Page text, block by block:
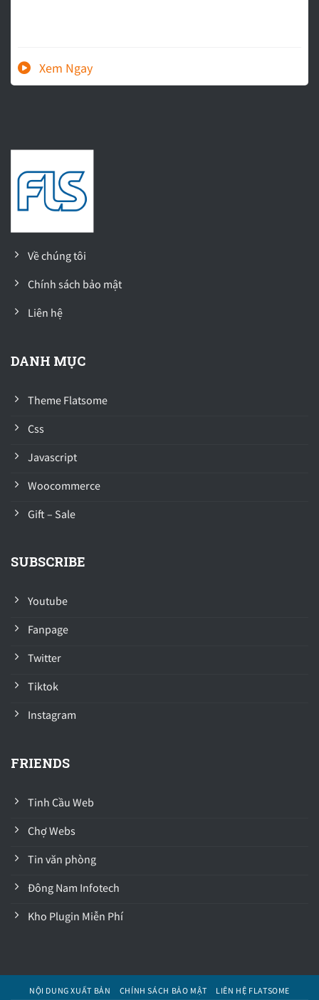
Về chúng tôi
Chính sách bảo mật
Liên hệ
DANH MỤC
Theme Flatsome
Css
Javascript
Woocommerce
Gift – Sale
SUBSCRIBE
Youtube
Fanpage
Twitter
Tiktok
Instagram
FRIENDS
Tinh Cầu Web
Chợ Webs
Tin văn phòng
Đông Nam Infotech
Kho Plugin Miễn Phí
NỘI DUNG XUẤT BẢN CHÍNH SÁCH BẢO MẬT LIÊN HỆ FLATSOME